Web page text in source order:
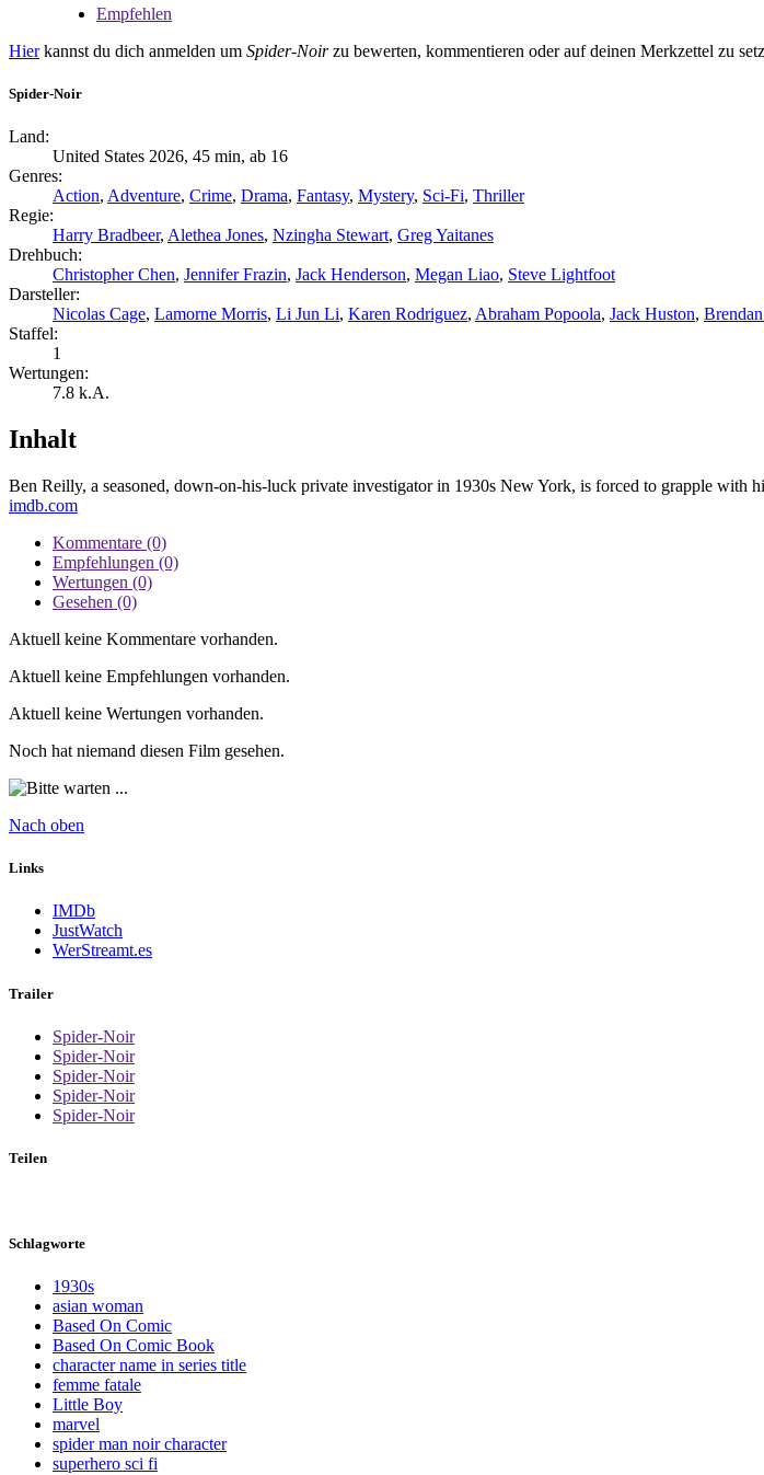
Empfehlen
Hierkannst du dich anmelden um Spider-Noirzu bewerten, kommentieren oder auf deinen Merkzettel zu
Spider-Noir
Land:
United States 2026, 45 min, ab 16
Genres:
Action, Adventure, Crime, Drama, Fantasy, Mystery, Sci-Fi, Thriller
Regie:
Harry Bradbeer, Alethea Jones, Nzingha Stewart, Greg Yaitanes
Drehbuch:
Christopher Chen, Jennifer Frazin, Jack Henderson, Megan Liao, Steve Lightfoot
Darsteller:
Nicolas Cage, Lamorne Morris, Li Jun Li, Karen Rodriguez, Abraham Popoola, Jack Huston,
Staffel:
1
Wertungen:
7.8 k.A.
Inhalt
Ben Reilly, a seasoned, down-on-his-luck private investigator in 1930s New York, is forced to grapple with
imdb.com
Kommentare (0)
Empfehlungen (0)
Wertungen (0)
Gesehen (0)
Aktuell keine Kommentare vorhanden.
Aktuell keine Empfehlungen vorhanden.
Aktuell keine Wertungen vorhanden.
Noch hat niemand diesen Film gesehen.
Nach oben
Links
IMDb
JustWatch
WerStreamt.es
Trailer
Spider-Noir
Spider-Noir
Spider-Noir
Spider-Noir
Spider-Noir
Teilen
Schlagworte
1930s
asian woman
Based On Comic
Based On Comic Book
character name in series title
femme fatale
Little Boy
marvel
spider man noir character
superhero sci fi